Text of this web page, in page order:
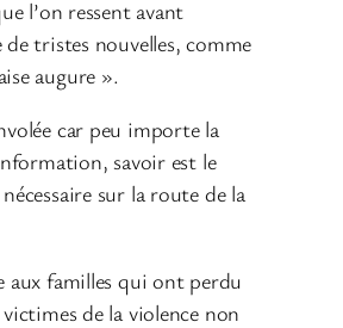
l’on ressent avant
de tristes nouvelles, comme
augure ».
car peu importe la
savoir est le
sur la route de la
aux familles qui ont perdu
de la violence non